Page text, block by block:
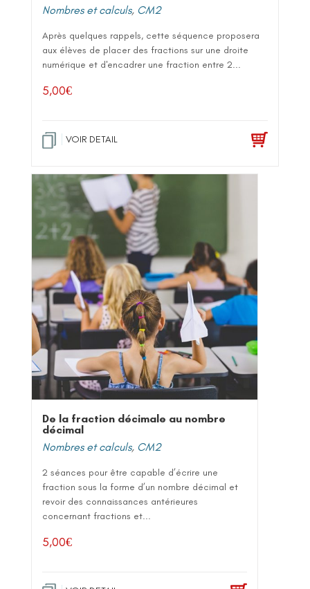
Nombres et calculs, CM2
Après quelques rappels, cette séquence proposera
aux élèves de placer des fractions sur une droite
numérique et d'encadrer une fraction entre 2...
5,00€
VOIR DETAIL
De la fraction décimale au nombre
décimal
Nombres et calculs, CM2
2 séances pour être capable d’écrire une
fraction sous la forme d’un nombre décimal et
revoir des connaissances antérieures
concernant fractions et...
5,00€